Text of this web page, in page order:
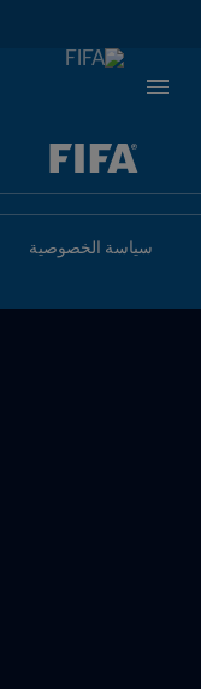
سياسة الخصوصية